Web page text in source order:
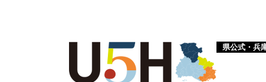
県公式・兵